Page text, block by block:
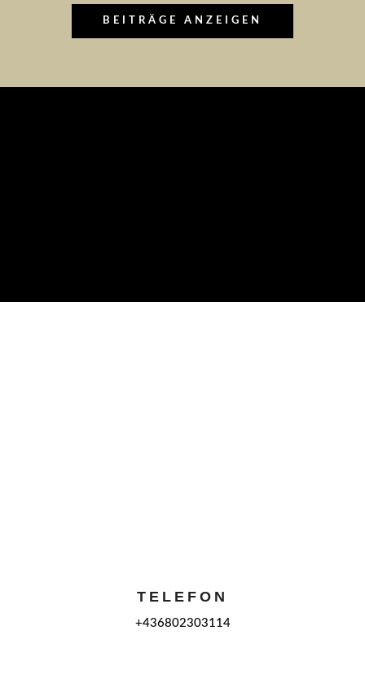
BEITRÄGE ANZEIGEN
TELEFON
+436802303114